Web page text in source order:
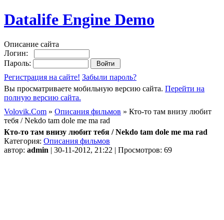
Datalife Engine Demo
Описание сайта
Логин:
Пароль:
Регистрация на сайте! Забыли пароль?
Вы просматриваете мобильную версию сайта. Перейти на
полную версию сайта.
Volovik.Com » Описания фильмов » Кто-то там внизу любит
тебя / Nekdo tam dole me ma rad
Кто-то там внизу любит тебя / Nekdo tam dole me ma rad
Категория: Описания фильмов
автор: admin | 30-11-2012, 21:22 | Просмотров: 69